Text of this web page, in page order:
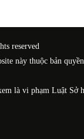
reserved
này thuộc bản
là vi phạm Luật Sở